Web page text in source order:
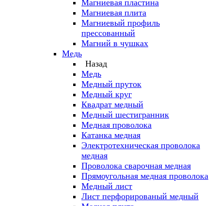
Магниевая пластина
Магниевая плита
Магниевый профиль
прессованный
Магний в чушках
Медь
Назад
Медь
Медный пруток
Медный круг
Квадрат медный
Медный шестигранник
Медная проволока
Катанка медная
Электротехническая проволока
медная
Проволока сварочная медная
Прямоугольная медная проволока
Медный лист
Лист перфорированый медный